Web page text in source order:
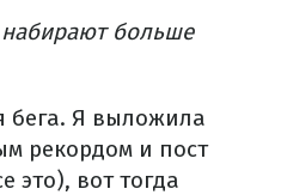
больше
бега. Я выложила
рекордом и пост
это), вот тогда